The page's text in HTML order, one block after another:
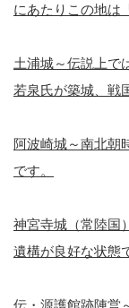
にあたりこの地は
土浦城～伝説上で
若泉氏が築城、戦
阿波崎城～南北朝
です。
神宮寺城（常陸国
遺構が良好な状態
伝・源護館跡陣営